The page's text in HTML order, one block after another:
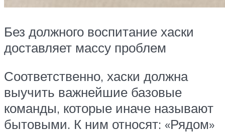
Без должного воспитание хаски
доставляет массу проблем
Соответственно, хаски должна
выучить важнейшие базовые
команды, которые иначе называют
бытовыми. К ним относят: «Рядом»